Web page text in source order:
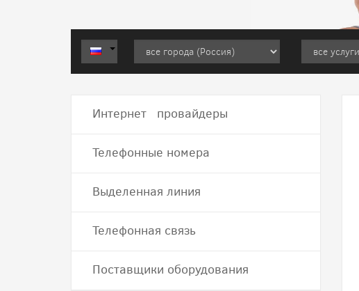
Интернет провайдеры
Телефонные номера
Выделенная линия
Телефонная связь
Поставщики оборудования